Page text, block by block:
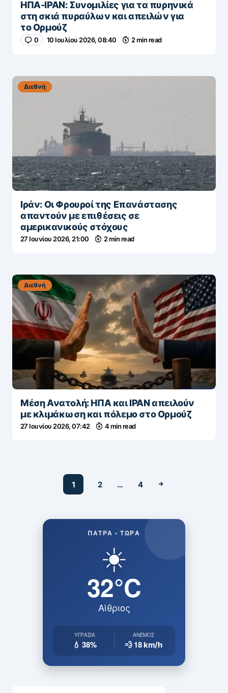
ΗΠΑ-ΙΡΑΝ: Συνομιλίες για τα πυρηνικά
στη σκιά πυραύλων και απειλών για
το Ορμούζ
0 10 Ιουλίου 2026, 08:40 2 min read
Διεθνή
Ιράν: Οι Φρουροί της Επανάστασης
απαντούν με επιθέσεις σε
αμερικανικούς στόχους
27 Ιουνίου 2026, 21:00 2 min read
Διεθνή
Μέση Ανατολή: ΗΠΑ και ΙΡΑΝ απειλούν
με κλιμάκωση και πόλεμο στο Ορμούζ
27 Ιουνίου 2026, 07:42 4 min read
1 2 … 4
ΠΆΤΡΑ • ΤΏΡΑ
☀️
32°C
Αίθριος
ΥΓΡΑΣΊΑ
💧 38%
ΆΝΕΜΟΣ
💨 18km/h